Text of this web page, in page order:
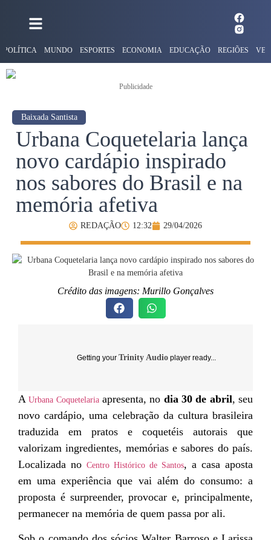
POLÍTICA MUNDO ESPORTES ECONOMIA EDUCAÇÃO REGIÕES
Publicidade
Baixada Santista
Urbana Coquetelaria lança
novo cardápio inspirado
nos sabores do Brasil e na
memória afetiva
REDAÇÃO 12:32 29/04/2026
Crédito das imagens: Murillo Gonçalves
Getting your Trinity Audio player ready...
AUrbana Coquetelariaapresenta, no dia 30 de abril, seu
novo cardápio, uma celebração da cultura brasileira
traduzida em pratos e coquetéis autorais que
valorizam ingredientes, memórias e sabores do país.
Localizada no Centro Histórico de Santos, a casa aposta
em uma experiência que vai além do consumo: a
proposta é surpreender, provocar e, principalmente,
permanecer na memória de quem passa por ali.